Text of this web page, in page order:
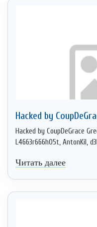
Hacked by
Hacked by CoupDeGrace
L4663r666h05t, AntonKil,
Читать далее